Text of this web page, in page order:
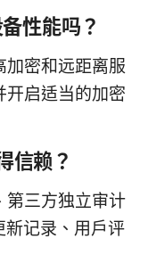
性能吗？
加密和远距离服
开启适当的加密
信赖？
第三方独立审计
记录、用户评